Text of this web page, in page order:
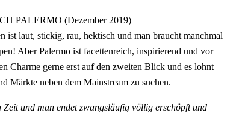
PALERMO (Dezember 2019)
ist laut, stickig, rau, hektisch und man braucht manchmal
Aber Palermo ist facettenreich, inspirierend und vor
Charme gerne erst auf den zweiten Blick und es lohnt
Märkte neben dem Mainstream zu suchen.
und man endet zwangsläufig völlig erschöpft und